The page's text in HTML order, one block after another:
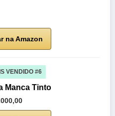
na Amazon
VENDIDO #6
Manca Tinto